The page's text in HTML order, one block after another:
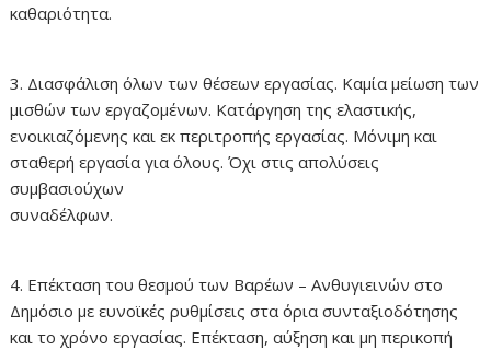
καθαριότητα.
3. Διασφάλιση όλων των θέσεων εργασίας. Καμία μείωση των
μισθών των εργαζομένων. Κατάργηση της ελαστικής,
ενοικιαζόμενης και εκ περιτροπής εργασίας. Μόνιμη και
σταθερή εργασία για όλους. Όχι στις απολύσεις
συμβασιούχων
συναδέλφων.
4. Επέκταση του θεσμού των Βαρέων – Ανθυγιεινών στο
Δημόσιο με ευνοϊκές ρυθμίσεις στα όρια συνταξιοδότησης
και το χρόνο εργασίας. Επέκταση, αύξηση και μη περικοπή